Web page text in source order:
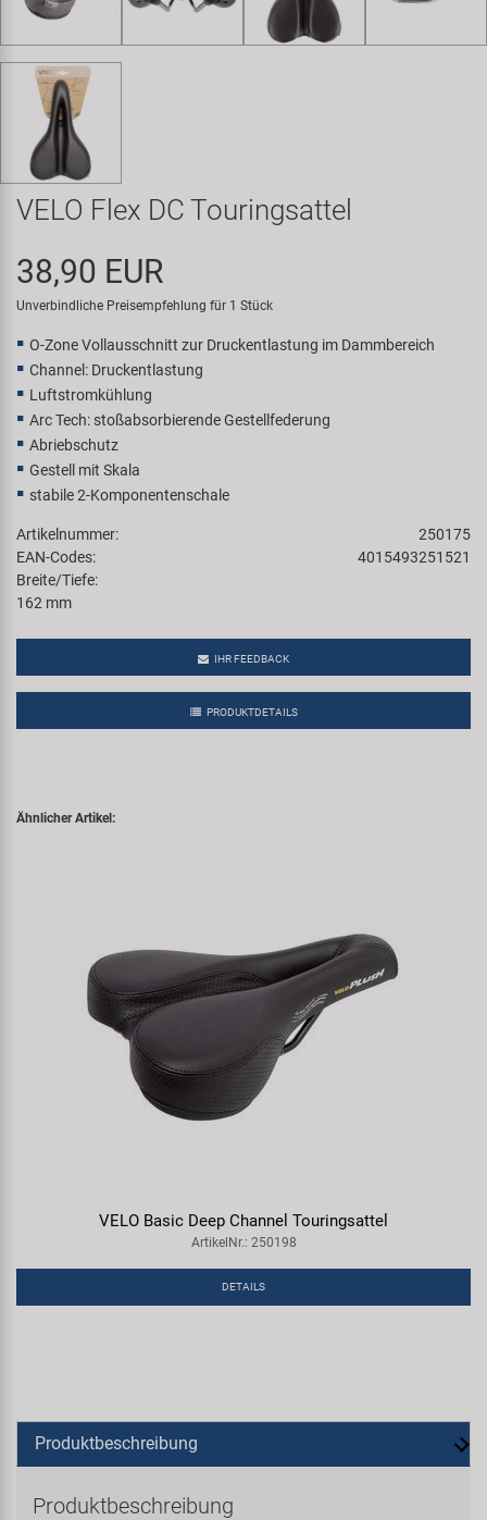
Samox
Smart
SRAM/RockShox
Super B
Velo
Markenübersicht
VELO Flex DC Touringsattel
38,90 EUR
Unverbindliche Preisempfehlung für 1 Stück
O-Zone Vollausschnitt zur Druckentlastung im Dammbereich
Channel: Druckentlastung
Luftstromkühlung
Arc Tech: stoßabsorbierende Gestellfederung
Abriebschutz
Gestell mit Skala
stabile 2-Komponentenschale
Artikelnummer:
250175
EAN-Codes:
4015493251521
Breite/Tiefe:
162 mm
IHR FEEDBACK
PRODUKTDETAILS
Ähnlicher Artikel:
VELO Basic Deep Channel Touringsattel
ArtikelNr.: 250198
DETAILS
Produktbeschreibung
Produktbeschreibung